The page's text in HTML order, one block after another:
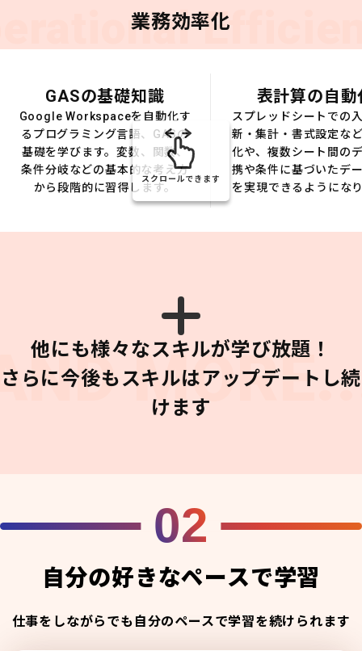
業務効率化
GASの基礎知識
Google Workspaceを自動化す
るプログラミング言語、GASの
基礎を学びます。変数、関数、
条件分岐などの基本的な考え方
から段階的に習得します。
表計算の自動
スプレッドシートでの
新・集計・書式設定な
化や、複数シート間の
携や条件に基づいたデ
を実現できるようにな
スクロールできます
他にも様々なスキルが学び放題！
さらに今後もスキルはアップデートし続
けます
02
自分の好きなペースで学習
仕事をしながらでも自分のペースで学習を続けられます